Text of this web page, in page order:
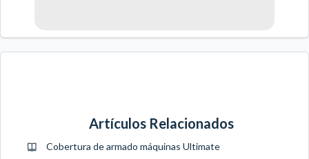
Artículos Relacionados
Cobertura de armado máquinas Ultimate